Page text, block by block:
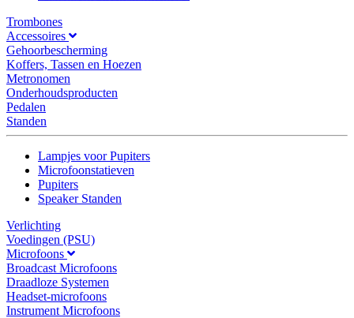
Trombones
Accessoires
Gehoorbescherming
Koffers, Tassen en Hoezen
Metronomen
Onderhoudsproducten
Pedalen
Standen
Lampjes voor Pupiters
Microfoonstatieven
Pupiters
Speaker Standen
Verlichting
Voedingen (PSU)
Microfoons
Broadcast Microfoons
Draadloze Systemen
Headset-microfoons
Instrument Microfoons